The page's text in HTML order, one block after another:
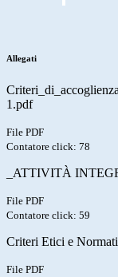
Allegati
1.pdf
File PDF
Contatore click: 78
_ATTIVITÀ
File PDF
Contatore click: 59
Criteri Etici e
File PDF